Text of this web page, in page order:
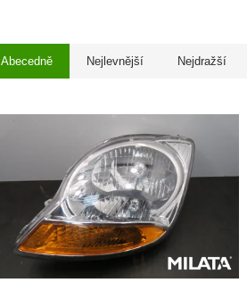
Abecedně Nejlevnější Nejdražší